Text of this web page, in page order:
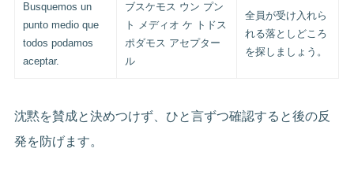
Busquemos un
punto medio que
todos podamos
aceptar.
ブスケモス ウン プン
ト メディオ ケ トドス
ポダモス アセプター
ル
全員が受け入れら
れる落としどころ
を探しましょう。
沈黙を賛成と決めつけず、ひと言ずつ確認すると後の反
発を防げます。